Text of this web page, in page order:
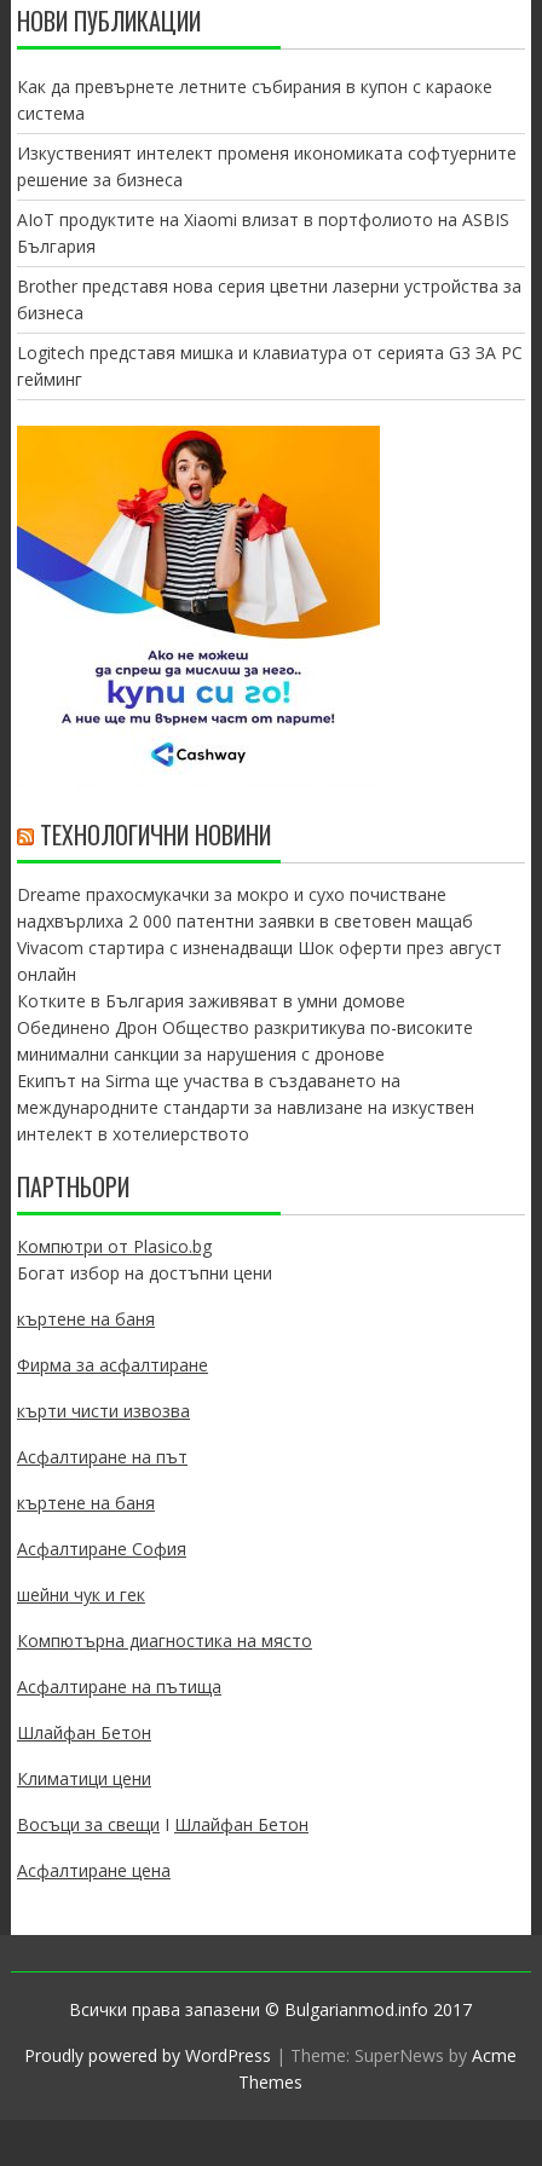
НОВИ ПУБЛИКАЦИИ
Как да превърнете летните събирания в купон с караоке
система
Изкуственият интелект променя икономиката софтуерните
решение за бизнеса
AIoT продуктите на Xiaomi влизат в портфолиото на ASBIS
България
Brother представя нова серия цветни лазерни устройства за
бизнеса
Logitech представя мишка и клавиатура от серията G3 ЗА PC
гейминг
ТЕХНОЛОГИЧНИ НОВИНИ
Dreame прахосмукачки за мокро и сухо почистване
надхвърлиха 2 000 патентни заявки в световен мащаб
Vivacom стартира с изненадващи Шок оферти през август
онлайн
Котките в България заживяват в умни домове
Обединено Дрон Общество разкритикува по-високите
минимални санкции за нарушения с дронове
Екипът на Sirma ще участва в създаването на
международните стандарти за навлизане на изкуствен
интелект в хотелиерството
ПАРТНЬОРИ
Компютри от Plasico.bg
Богат избор на достъпни цени
къртене на баня
Фирма за асфалтиране
кърти чисти извозва
Асфалтиране на път
къртене на баня
Асфалтиране София
шейни чук и гек
Компютърна диагностика на място
Асфалтиране на пътища
Шлайфан Бетон
Климатици цени
Восъци за свещи I Шлайфан Бетон
Асфалтиране цена
Всички права запазени © Bulgarianmod.info 2017
Proudly powered by WordPress | Theme: SuperNews byAcme
Themes